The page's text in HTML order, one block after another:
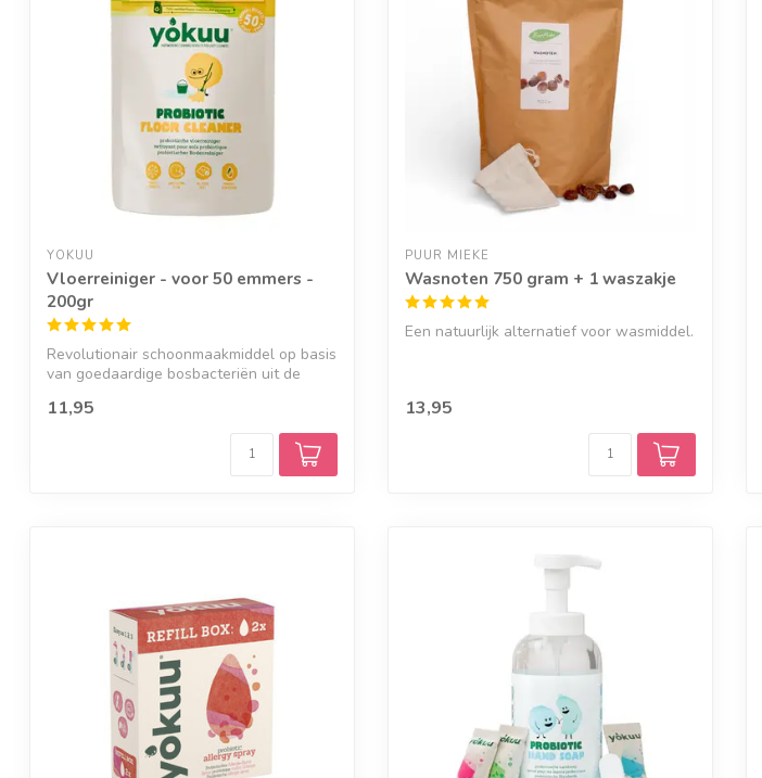
YOKUU
Vloerreiniger - voor 50 emmers -
200gr
Revolutionair schoonmaakmiddel op basis
van goedaardige bosbacteriën uit de
11,95
PUUR MIEKE
Wasnoten 750 gram + 1 waszakje
Een natuurlijk alternatief voor wasmiddel.
13,95